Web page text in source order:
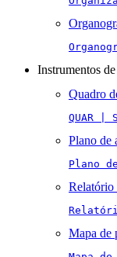
Instrumentos
Quadro
QUAR |
Plano de
Plano
Relatório
Mapa de